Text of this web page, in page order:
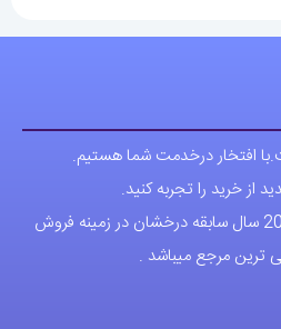
گزینه
ها
است
افتخار درخدمت شما هستیم.
از خرید را تجربه کنید.
فروشگاه اقای خاص با بیش از 20 سال سابقه درخشان در زمینه فروش
مرجع میباشد .